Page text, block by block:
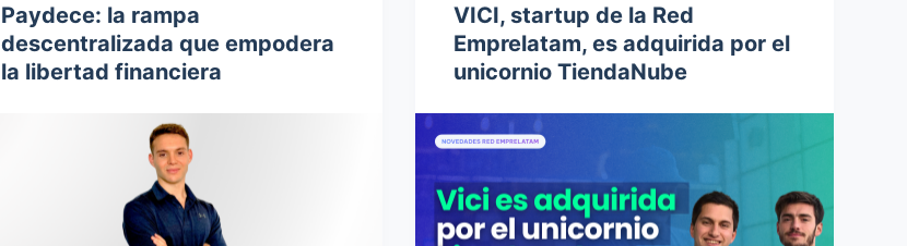
Paydece: la rampa
descentralizada que empodera
la libertad financiera
VICI, startup de la Red
Emprelatam, es adquirida por el
unicornio TiendaNube